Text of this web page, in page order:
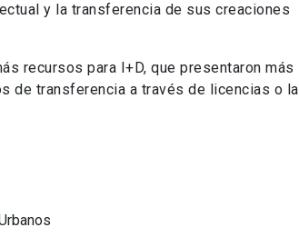
y la transferencia de sus creaciones
recursos para I+D, que presentaron más
de transferencia a través de licencias o la